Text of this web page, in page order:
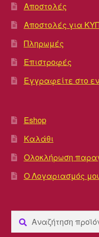
Αποστολές
Αποστολές για
Πληρωμές
Επιστροφές
Εγγραφείτε στο
Eshop
Καλάθι
Ολοκλήρωση
Ο Λογαριασμός
Αναζήτηση
για:
Αναζήτηση